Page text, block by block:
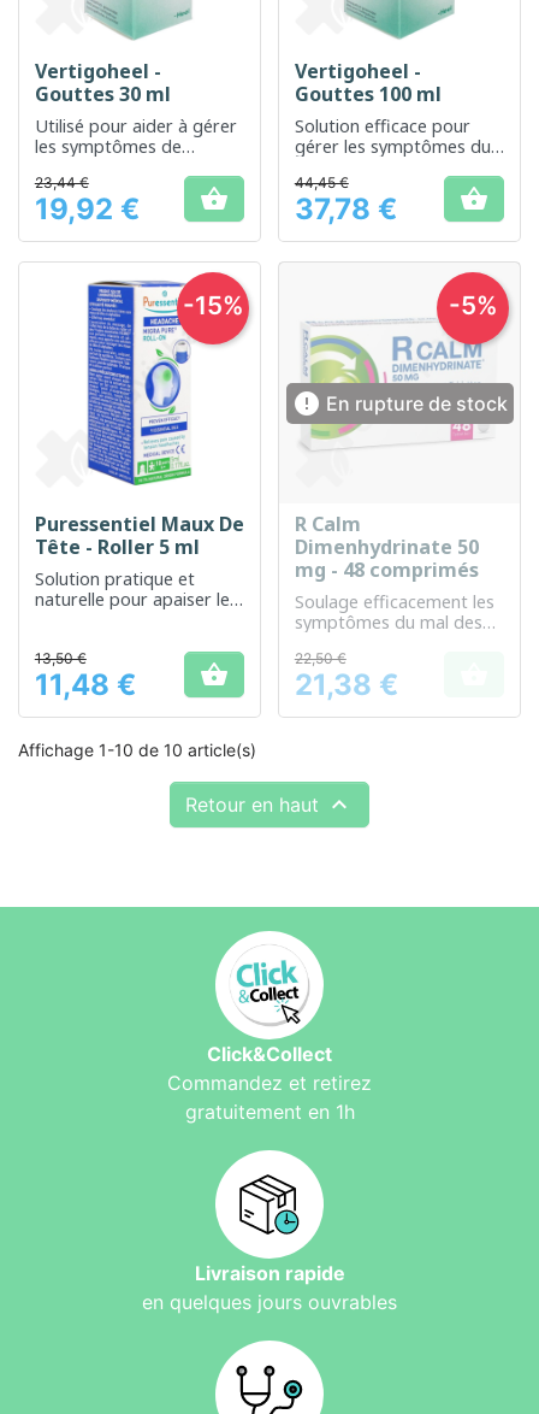
Vertigoheel -
Gouttes 30 ml
Utilisé pour aider à gérer
les symptômes de
Prix
23,44 €
19,92 € 
Vertigoheel -
Gouttes 100 ml
Solution efficace pour
gérer les symptômes du
Prix
44,45 €
37,78 € 
Puressentiel Maux De
Tête - Roller 5 ml
Solution pratique et
naturelle pour apaiser les
Prix
13,50 €
11,48 € 
-15%
 En rupture de stock
R Calm
Dimenhydrinate 50
mg - 48 comprimés
Soulage efficacement les
symptômes du mal des
Prix
22,50 €
21,38 €
-5%
Affichage 1-10 de 10 article(s)
Retour en haut 
Click&Collect
Commandez et retirez
gratuitement en 1h
Livraison rapide
en quelques jours ouvrables